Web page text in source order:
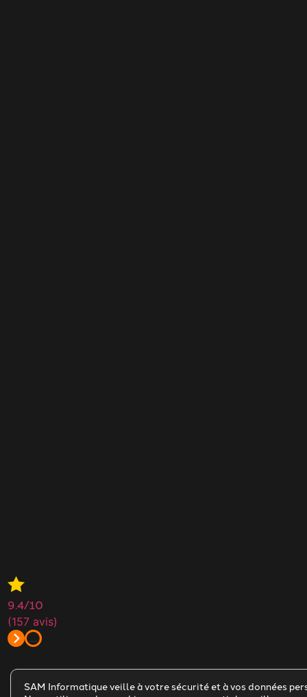
9.4/10
(157 avis)
SAM Informatique veille à votre sécurité et à vos données